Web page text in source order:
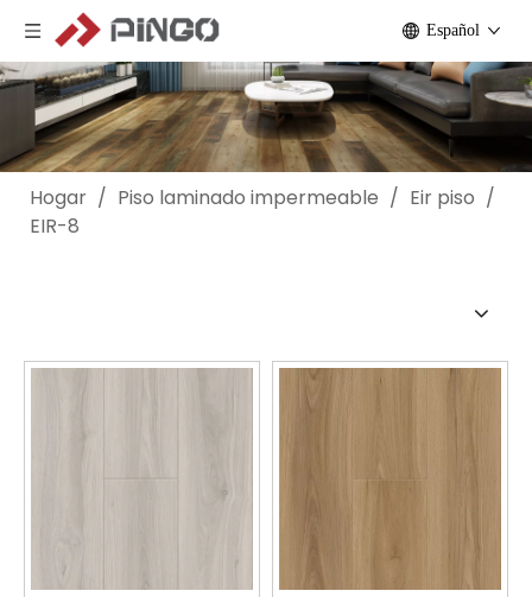
Español
Hogar / Piso laminado impermeable / Eir piso /
EIR-8